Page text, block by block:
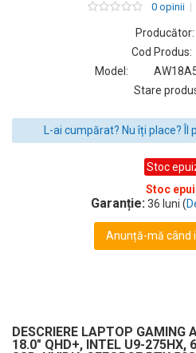
0 opinii
Producător:
Cod Produs:
Model:
Stare
L-ai cumpărat? Nu îți place?
Stoc
Stoc
Garanție:36 luni (
Anunță-mă când
DESCRIERE LAPTOP GAMING
18.0" QHD+, INTEL U9-275HX,